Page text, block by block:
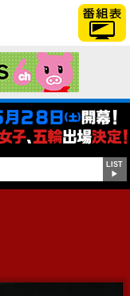
「TBSテレビ」トップページ
LIST
▶